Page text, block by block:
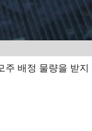
배정 물량을 받지